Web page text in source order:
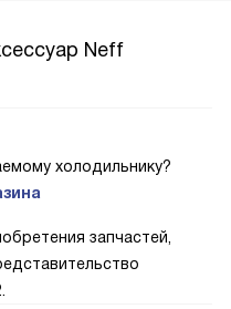
Neff
холодильнику?
запчастей,